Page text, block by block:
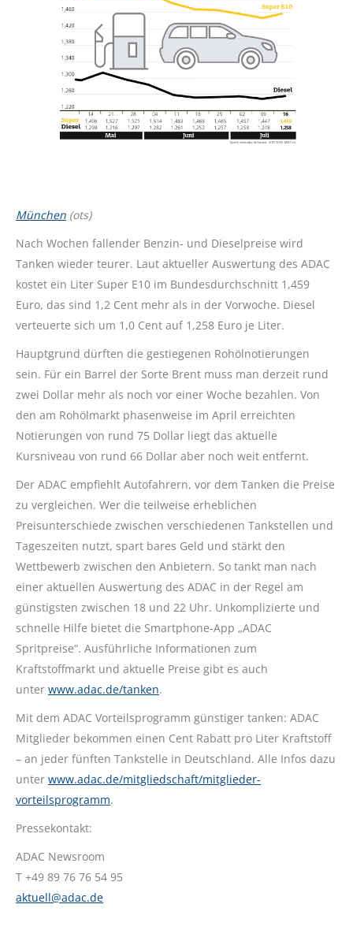
München (ots)
Nach Wochen fallender Benzin- und Dieselpreise wird
Tanken wieder teurer. Laut aktueller Auswertung des ADAC
kostet ein Liter Super E10 im Bundesdurchschnitt 1,459
Euro, das sind 1,2 Cent mehr als in der Vorwoche. Diesel
verteuerte sich um 1,0 Cent auf 1,258 Euro je Liter.
Hauptgrund dürften die gestiegenen Rohölnotierungen
sein. Für ein Barrel der Sorte Brent muss man derzeit rund
zwei Dollar mehr als noch vor einer Woche bezahlen. Von
den am Rohölmarkt phasenweise im April erreichten
Notierungen von rund 75 Dollar liegt das aktuelle
Kursniveau von rund 66 Dollar aber noch weit entfernt.
Der ADAC empfiehlt Autofahrern, vor dem Tanken die Preise
zu vergleichen. Wer die teilweise erheblichen
Preisunterschiede zwischen verschiedenen Tankstellen und
Tageszeiten nutzt, spart bares Geld und stärkt den
Wettbewerb zwischen den Anbietern. So tankt man nach
einer aktuellen Auswertung des ADAC in der Regel am
günstigsten zwischen 18 und 22 Uhr. Unkomplizierte und
schnelle Hilfe bietet die Smartphone-App „ADAC
Spritpreise“. Ausführliche Informationen zum
Kraftstoffmarkt und aktuelle Preise gibt es auch
unter www.adac.de/tanken.
Mit dem ADAC Vorteilsprogramm günstiger tanken: ADAC
Mitglieder bekommen einen Cent Rabatt pro Liter Kraftstoff
– an jeder fünften Tankstelle in Deutschland. Alle Infos dazu
unter www.adac.de/mitgliedschaft/mitglieder-
vorteilsprogramm.
Pressekontakt:
ADAC Newsroom
T +49 89 76 76 54 95
aktuell@adac.de